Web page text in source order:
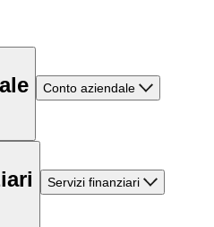
Conto aziendale
Servizi finanziari